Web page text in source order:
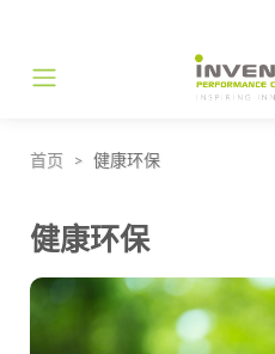
Main Navigation
首页 健康环保
健康环保